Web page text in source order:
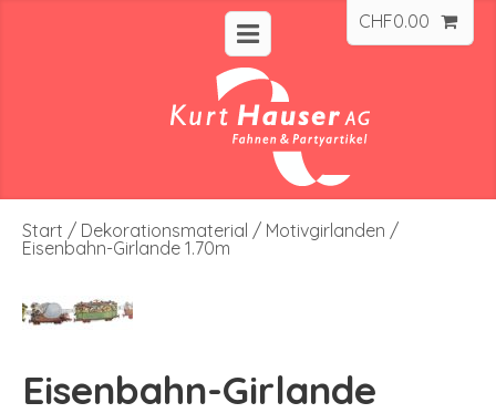
CHF0.00
Start / Dekorationsmaterial / Motivgirlanden /
Eisenbahn-Girlande 1.70m
Eisenbahn-Girlande